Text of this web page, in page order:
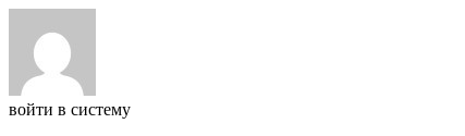
войти в систему